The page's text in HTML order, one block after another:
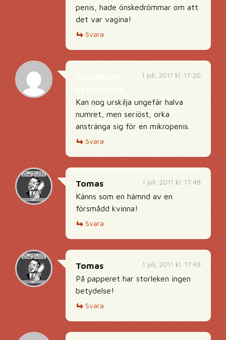
penis, hade önskedrömmar om att
det var vagina!
Svara
1 juli, 2011 kl. 17:20
Kan nog urskilja ungefär halva
numret, men seriöst, orka
anstränga sig för en mikropenis.
Svara
1 juli, 2011 kl. 17:48
Tomas
Känns som en hämnd av en
försmådd kvinna!
Svara
1 juli, 2011 kl. 17:49
Tomas
På papperet har storleken ingen
betydelse!
Svara